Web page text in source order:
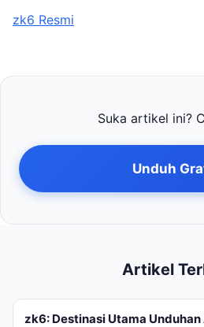
zk6 Resmi
Suka artikel ini?
Unduh
Artikel
zk6: Destinasi Utama